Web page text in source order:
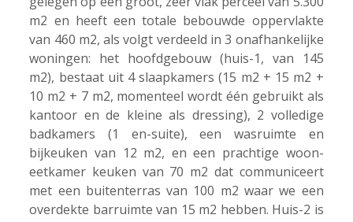
m2 en heeft een totale bebouwde oppervlakte
van 460 m2, als volgt verdeeld in 3 onafhankelijke
woningen: het hoofdgebouw (huis-1, van 145
m2), bestaat uit 4 slaapkamers (15 m2 + 15 m2 +
10 m2 + 7 m2, momenteel wordt één gebruikt als
kantoor en de kleine als dressing), 2 volledige
badkamers (1 en-suite), een wasruimte en
bijkeuken van 12 m2, en een prachtige woon-
eetkamer keuken van 70 m2 dat communiceert
met een buitenterras van 100 m2 waar we een
overdekte barruimte van 15 m2 hebben. Huis-2 is